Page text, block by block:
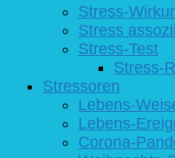
Stress-
Stress
Stress-Test
Stress-
Stressoren
Lebens-
Lebens-
Corona-